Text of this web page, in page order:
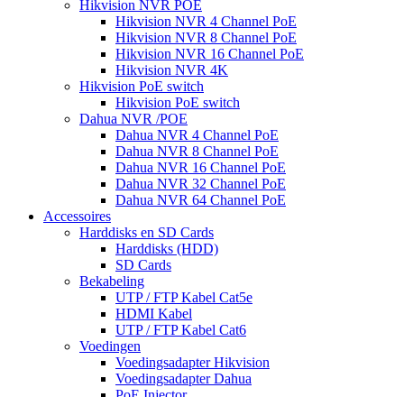
Hikvision NVR POE
Hikvision NVR 4 Channel PoE
Hikvision NVR 8 Channel PoE
Hikvision NVR 16 Channel PoE
Hikvision NVR 4K
Hikvision PoE switch
Hikvision PoE switch
Dahua NVR /POE
Dahua NVR 4 Channel PoE
Dahua NVR 8 Channel PoE
Dahua NVR 16 Channel PoE
Dahua NVR 32 Channel PoE
Dahua NVR 64 Channel PoE
Accessoires
Harddisks en SD Cards
Harddisks (HDD)
SD Cards
Bekabeling
UTP / FTP Kabel Cat5e
HDMI Kabel
UTP / FTP Kabel Cat6
Voedingen
Voedingsadapter Hikvision
Voedingsadapter Dahua